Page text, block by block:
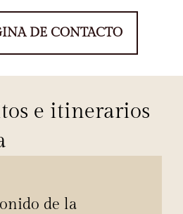
DE CONTACTO
e itinerarios
de la